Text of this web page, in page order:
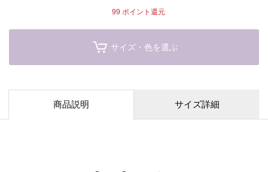
99 ポイント還元
サイズ・色を選ぶ
商品説明 サイズ詳細